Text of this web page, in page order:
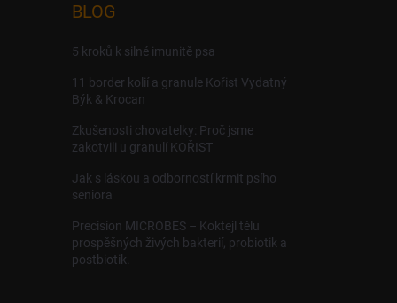
BLOG
5 kroků k silné imunitě psa
11 border kolií a granule Kořist Vydatný
Býk & Krocan
Zkušenosti chovatelky: Proč jsme
zakotvili u granulí KOŘIST
Jak s láskou a odborností krmit psího
seniora
Precision MICROBES – Koktejl tělu
prospěšných živých bakterií, probiotik a
postbiotik.